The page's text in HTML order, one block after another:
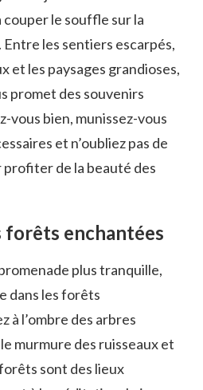
couper le souffle sur la
les sentiers escarpés,
et les paysages grandioses,
promet des souvenirs​
vous bien, munissez-vous
⁢et ⁢n’oubliez pas ⁣de
profiter de la beauté ​des
forêts enchantées
‍plus tranquille,
dans les forêts
à⁣ l’ombre des arbres
murmure des‍ ruisseaux et
sont‍ des lieux